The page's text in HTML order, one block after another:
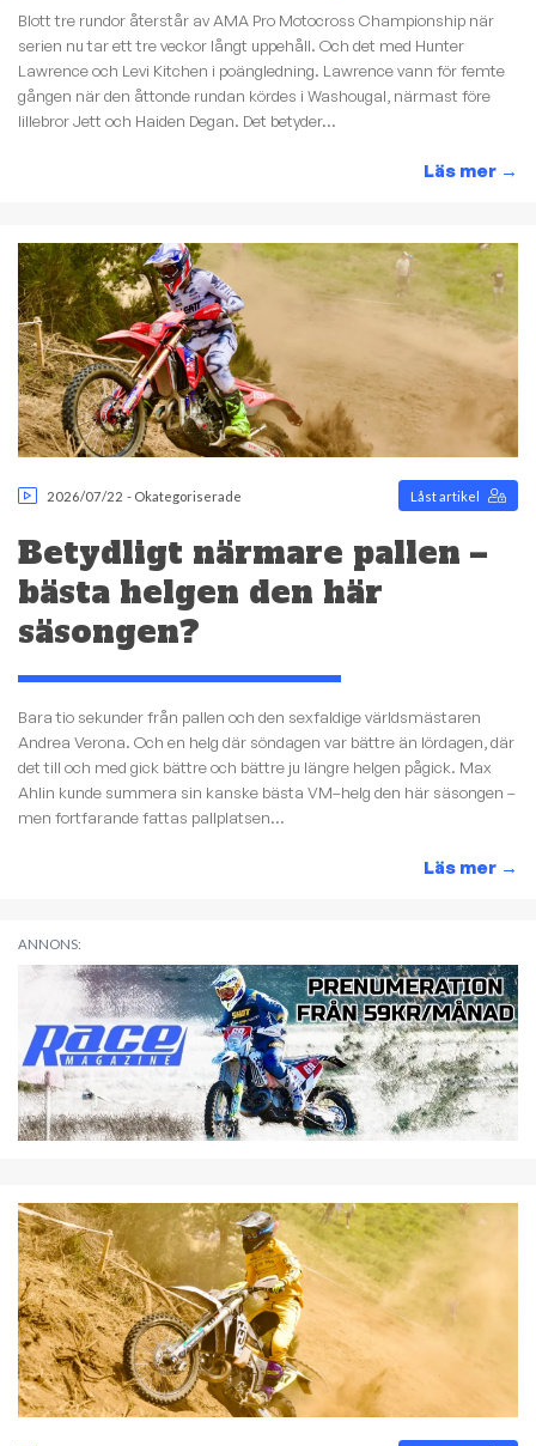
Blott tre rundor återstår av AMA Pro Motocross Championship när
serien nu tar ett tre veckor långt uppehåll. Och det med Hunter
Lawrence och Levi Kitchen i poängledning. Lawrence vann för femte
gången när den åttonde rundan kördes i Washougal, närmast före
lillebror Jett och Haiden Degan. Det betyder...
Läs mer →
2026/07/22 - Okategoriserade Låst artikel
Betydligt närmare pallen –
bästa helgen den här
säsongen?
Bara tio sekunder från pallen och den sexfaldige världsmästaren
Andrea Verona. Och en helg där söndagen var bättre än lördagen, där
det till och med gick bättre och bättre ju längre helgen pågick. Max
Ahlin kunde summera sin kanske bästa VM–helg den här säsongen –
men fortfarande fattas pallplatsen...
Läs mer →
ANNONS: